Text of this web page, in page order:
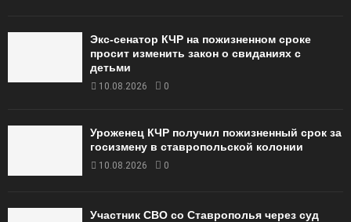
Экс-сенатор КЧР на пожизненном сроке
просит изменить закон о свиданиях с
детьми
10.08.2026 0
Уроженец КЧР получил пожизненный срок за
госизмену в ставропольской колонии
10.08.2026 0
Участник СВО со Ставрополья через суд